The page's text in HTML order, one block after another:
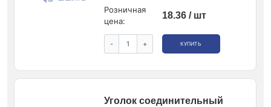
Розничная
цена:
18.36 / шт
- + КУПИТЬ
Уголок соединительный